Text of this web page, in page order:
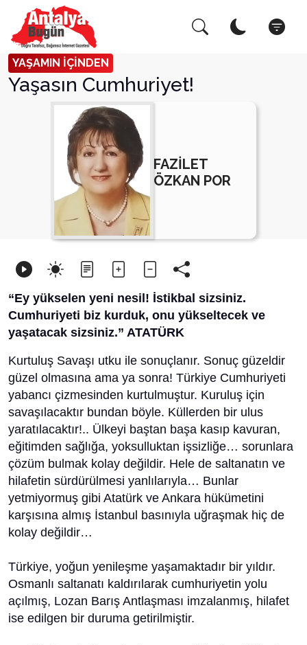
YAŞAMIN İÇİNDEN
Yaşasın Cumhuriyet!
FAZİLET
ÖZKAN POR
“Ey yükselen yeni nesil! İstikbal sizsiniz.
Cumhuriyeti biz kurduk, onu yükseltecek ve
yaşatacak sizsiniz.” ATATÜRK
Kurtuluş Savaşı utku ile sonuçlanır. Sonuç güzeldir
güzel olmasına ama ya sonra! Türkiye Cumhuriyeti
yabancı çizmesinden kurtulmuştur. Kuruluş için
savaşılacaktır bundan böyle. Küllerden bir ulus
yaratılacaktır!.. Ülkeyi baştan başa kasıp kavuran,
eğitimden sağlığa, yoksulluktan işsizliğe… sorunlara
çözüm bulmak kolay değildir. Hele de saltanatın ve
hilafetin sürdürülmesi yanlılarıyla… Bunlar
yetmiyormuş gibi Atatürk ve Ankara hükümetini
karşısına almış İstanbul basınıyla uğraşmak hiç de
kolay değildir…
Türkiye, yoğun yenileşme yaşamaktadır bir yıldır.
Osmanlı saltanatı kaldırılarak cumhuriyetin yolu
açılmış, Lozan Barış Antlaşması imzalanmış, hilafet
ise edilgen bir duruma getirilmiştir.
Arama Yap! Kapat